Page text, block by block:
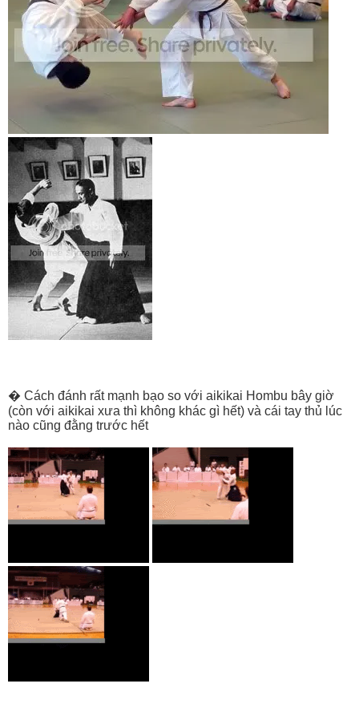
� Cách đánh rất mạnh bạo so với aikikai Hombu bây giờ
(còn với aikikai xưa thì không khác gì hết) và cái tay thủ lúc
nào cũng đằng trước hết